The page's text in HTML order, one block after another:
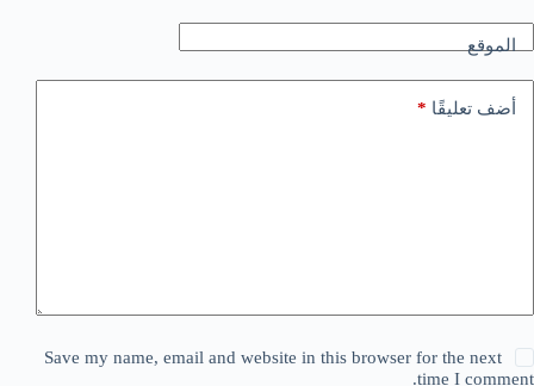
الموقع
أضف تعليقًا *
Save my name, email and website in this browser for the next
time I comment.